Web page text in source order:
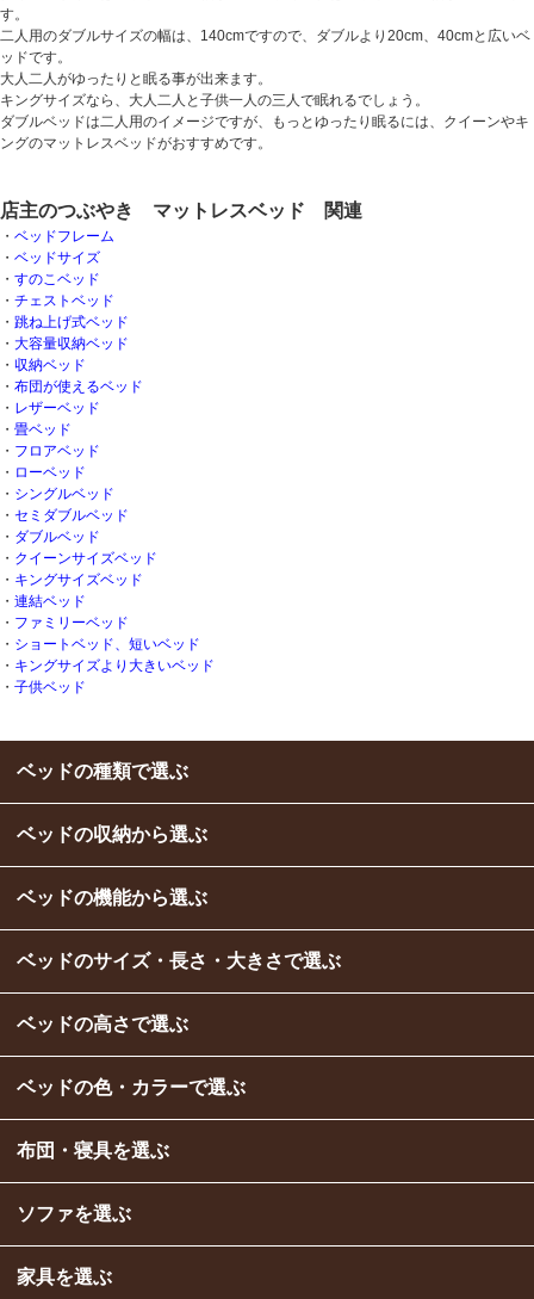
す。
二人用のダブルサイズの幅は、140cmですので、ダブルより20cm、40cmと広いベ
ッドです。
大人二人がゆったりと眠る事が出来ます。
キングサイズなら、大人二人と子供一人の三人で眠れるでしょう。
ダブルベッドは二人用のイメージですが、もっとゆったり眠るには、クイーンやキ
ングのマットレスベッドがおすすめです。
店主のつぶやき マットレスベッド 関連
・ ベッドフレーム
・ ベッドサイズ
・ すのこベッド
・ チェストベッド
・ 跳ね上げ式ベッド
・ 大容量収納ベッド
・ 収納ベッド
・ 布団が使えるベッド
・ レザーベッド
・ 畳ベッド
・ フロアベッド
・ ローベッド
・ シングルベッド
・ セミダブルベッド
・ ダブルベッド
・ クイーンサイズベッド
・ キングサイズベッド
・ 連結ベッド
・ ファミリーベッド
・ ショートベッド、短いベッド
・ キングサイズより大きいベッド
・ 子供ベッド
ベッドの種類で選ぶ
ベッドの収納から選ぶ
ベッドの機能から選ぶ
ベッドのサイズ・長さ・大きさで選ぶ
ベッドの高さで選ぶ
ベッドの色・カラーで選ぶ
布団・寝具を選ぶ
ソファを選ぶ
家具を選ぶ